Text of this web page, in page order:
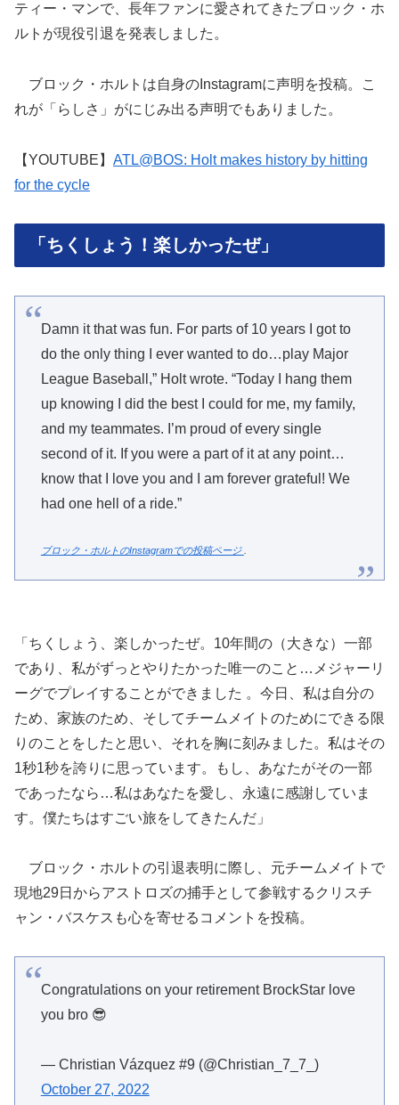
ティー・マンで、長年ファンに愛されてきたブロック・ホ
ルトが現役引退を発表しました。
ブロック・ホルトは自身のInstagramに声明を投稿。こ
れが「らしさ」がにじみ出る声明でもありました。
【YOUTUBE】 ATL@BOS: Holt makes history by hitting
for the cycle
「ちくしょう！楽しかったぜ」
Damn it that was fun. For parts of 10 years I got to
do the only thing I ever wanted to do…play Major
League Baseball,” Holt wrote. “Today I hang them
up knowing I did the best I could for me, my family,
and my teammates. I’m proud of every single
second of it. If you were a part of it at any point…
know that I love you and I am forever grateful! We
had one hell of a ride.”
ブロック・ホルトのInstagramでの投稿ページ.
「ちくしょう、楽しかったぜ。10年間の（大きな）一部
であり、私がずっとやりたかった唯一のこと…メジャーリ
ーグでプレイすることができました 。今日、私は自分の
ため、家族のため、そしてチームメイトのためにできる限
りのことをしたと思い、それを胸に刻みました。私はその
1秒1秒を誇りに思っています。もし、あなたがその一部
であったなら…私はあなたを愛し、永遠に感謝していま
す。僕たちはすごい旅をしてきたんだ」
ブロック・ホルトの引退表明に際し、元チームメイトで
現地29日からアストロズの捕手として参戦するクリスチ
ャン・バスケスも心を寄せるコメントを投稿。
Congratulations on your retirement BrockStar love
you bro 😎
— Christian Vázquez #9 (@Christian_7_7_)
October 27, 2022